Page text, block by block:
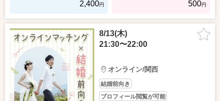
2,400円 500円
8/13(木)
21:30〜22:00
オンライン/関西
結婚前向き
プロフィール閲覧が可能